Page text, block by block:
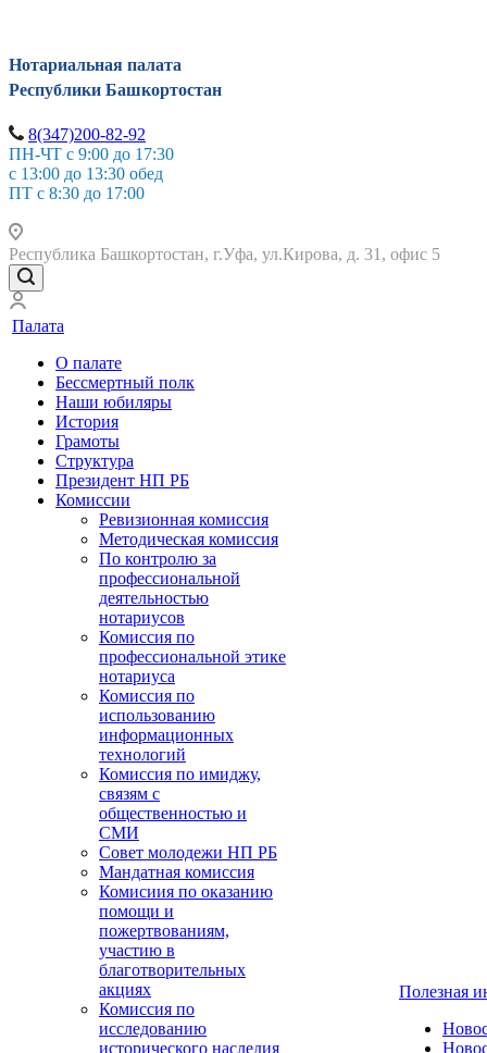
Нотариальная палата
Республики Башкортостан
8(347)200-82-92
ПН-ЧТ с 9:00 до 17:30
с 13:00 до 13:30 обед
ПТ с 8:30 до 17:00
Республика Башкортостан, г.Уфа, ул.Кирова, д. 31, офис 5
Палата
О палате
Бессмертный полк
Наши юбиляры
История
Грамоты
Структура
Президент НП РБ
Комиссии
Ревизионная комиссия
Методическая комиссия
По контролю за
профессиональной
деятельностью
нотариусов
Комиссия по
профессиональной этике
нотариуса
Комиссия по
использованию
информационных
технологий
Комиссия по имиджу,
связям с
общественностью и
СМИ
Совет молодежи НП РБ
Мандатная комиссия
Комисиия по оказанию
помощи и
пожертвованиям,
участию в
благотворительных
акциях
Комиссия по
исследованию
исторического наследия
Полезная